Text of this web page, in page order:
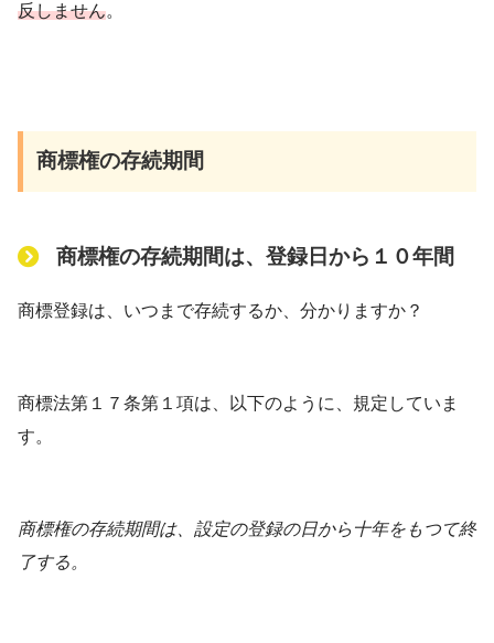
反しません。
商標権の存続期間
商標権の存続期間は、登録日から１０年間
商標登録は、いつまで存続するか、分かりますか？
商標法第１７条第１項は、以下のように、規定していま
す。
商標権の存続期間は、設定の登録の日から十年をもつて終
了する。